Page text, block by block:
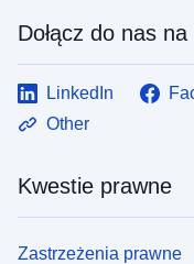
Dołącz do nas na
LinkedIn
Other
Kwestie prawne
Zastrzeżenia prawne